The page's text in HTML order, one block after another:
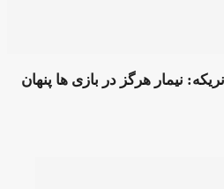
نیمار هرگز در بازی ها پنهان